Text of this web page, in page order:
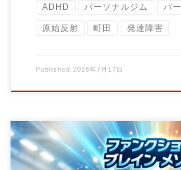
ADHD パーソナルジム パ
原始反射 町田 発達障害
Published 2026年7月17日